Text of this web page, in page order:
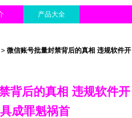
产品大全
> 微信账号批量封禁背后的真相 违规软件开
背后的真相 违规软件开
成罪魁祸首